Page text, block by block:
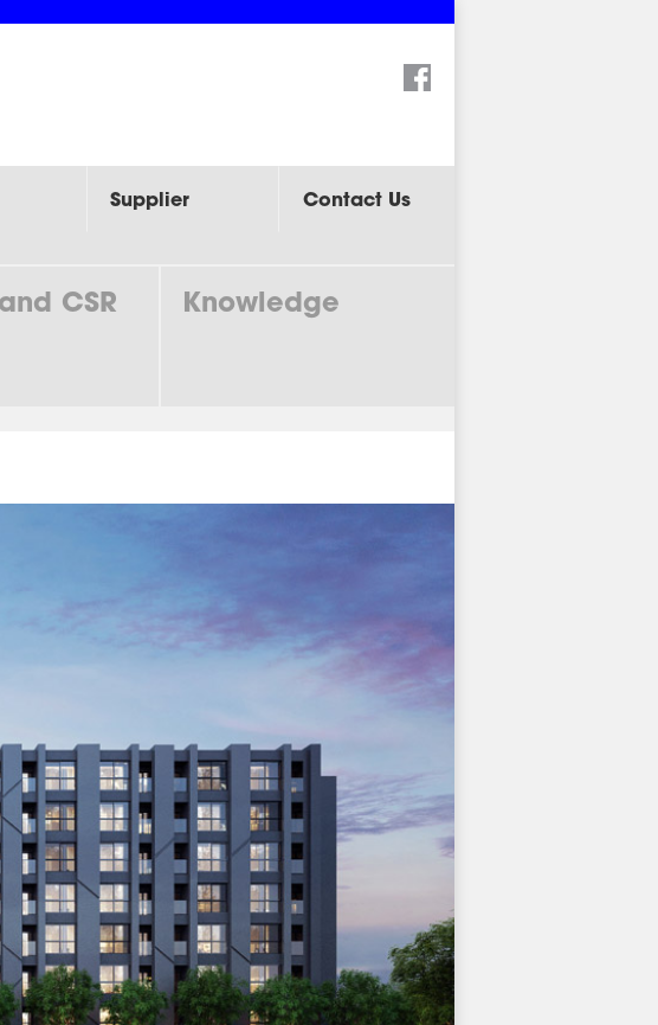
Search:
Supplier Contact Us
CSR Knowledge